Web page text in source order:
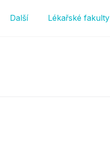
Další Lékařské fakulty